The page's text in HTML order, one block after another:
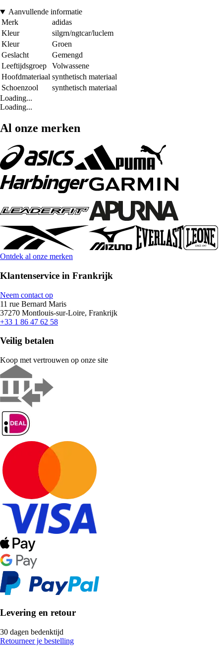
Aanvullende informatie
Merk
adidas
Kleur
silgrn/ngtcar/luclem
Kleur
Groen
Geslacht
Gemengd
Leeftijdsgroep
Volwassene
Hoofdmateriaal synthetisch materiaal
Schoenzool
synthetisch materiaal
Loading...
Loading...
Al onze merken
Ontdek al onze merken
Klantenservice in Frankrijk
Neem contact op
11 rue Bernard Maris
37270 Montlouis-sur-Loire, Frankrijk
+33 1 86 47 62 58
Veilig betalen
Koop met vertrouwen op onze site
Levering en retour
30 dagen bedenktijd
Retourneer je bestelling